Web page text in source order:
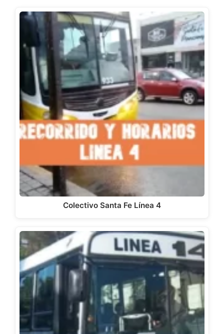
Colectivo Santa Fe Línea 4